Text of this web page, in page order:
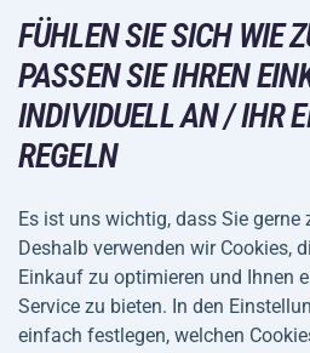
Großhandel
Einkaufsratgeber
Racketsportarten
Wintersport
Freizeit und Unterhaltung
Camping und Wandern
Fahrräder und Roller
Ballsportarten
Wassersport
Acra-Garantie
Rückgabe und Reklamationen
VERSANDARTEN
ZAHLUNGSARTEN
FÜHLEN SIE SICH WIE
PASSEN SIE IHREN
INDIVIDUELL AN / IHR
REGELN
Es ist uns wichtig, dass Sie gerne
Deshalb verwenden wir Cookies,
Einkauf zu optimieren und Ihnen
Service zu bieten. In den
einfach festlegen, welchen